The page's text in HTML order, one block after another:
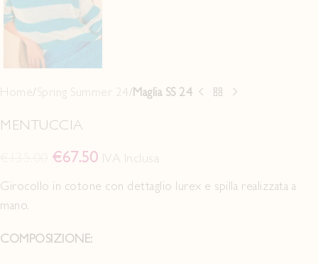
Home Spring Summer 24 Maglia SS 24
MENTUCCIA
€67.50 IVA Inclusa
Girocollo in cotone con dettaglio lurex e spilla realizzata a
mano.
COMPOSIZIONE: